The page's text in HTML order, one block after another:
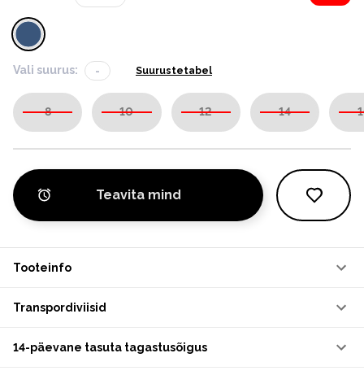
Vali suurus: - Suurustetabel
8 10 12 14
Teavita mind
Tooteinfo
Transpordiviisid
14-päevane tasuta tagastusõigus